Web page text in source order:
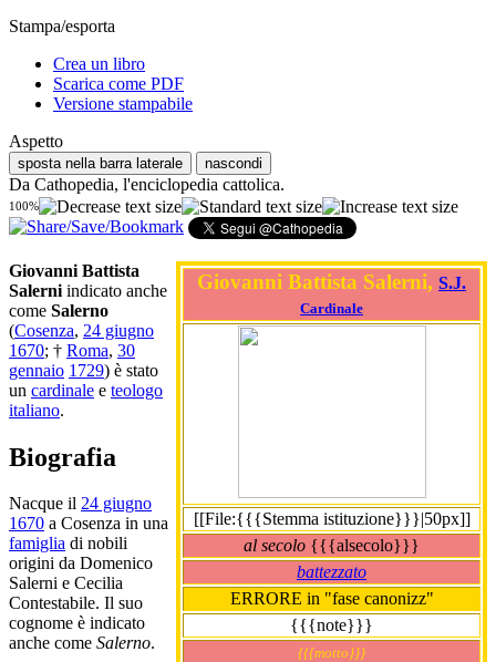
Stampa/esporta
Crea un libro
Scarica come PDF
Versione stampabile
Aspetto
sposta nella barra laterale nascondi
Da Cathopedia, l'enciclopedia cattolica.
100%
Giovanni Battista Salerni, S.J.
Cardinale
[[File:{{{Stemma istituzione}}}|50px]]
al secolo {{{alsecolo}}}
battezzato
ERRORE in "fase canonizz"
{{{note}}}
{{{motto}}}
Giovanni Battista
Salerni indicato anche
come Salerno
(Cosenza, 24 giugno
1670; † Roma, 30
gennaio 1729) è stato
un cardinale e teologo
italiano.
Biografia
Nacque il 24 giugno
1670 a Cosenza in una
famiglia di nobili
origini da Domenico
Salerni e Cecilia
Contestabile. Il suo
cognome è indicato
anche come Salerno.